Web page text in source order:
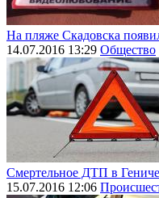
На пляже Скадовска
14.07.2016 13:29 Общество
Смертельное ДТП в
15.07.2016 12:06